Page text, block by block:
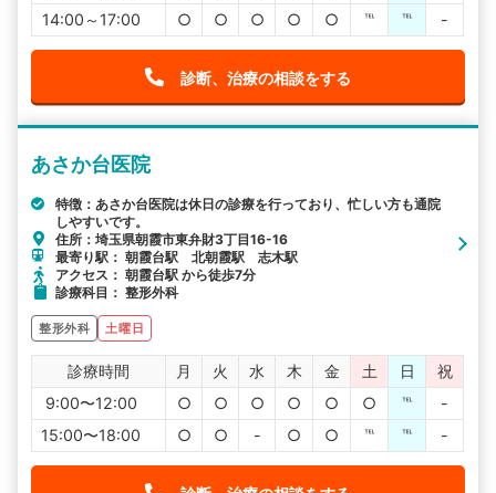
14:00～17:00
○ ○ ○ ○ ○ ℡ ℡ -
診断、治療の相談をする
あさか台医院
特徴：あさか台医院は休日の診療を行っており、忙しい方も通院
しやすいです。
住所：埼玉県朝霞市東弁財3丁目16-16
最寄り駅： 朝霞台駅 北朝霞駅 志木駅
アクセス： 朝霞台駅 から徒歩7分
診療科目： 整形外科
整形外科 土曜日
診療時間 月 火 水 木 金 土 日
祝
9:00〜12:00
○ ○ ○ ○ ○ ○ ℡
-
15:00〜18:00
○ ○ - ○ ○ ℡ ℡ -